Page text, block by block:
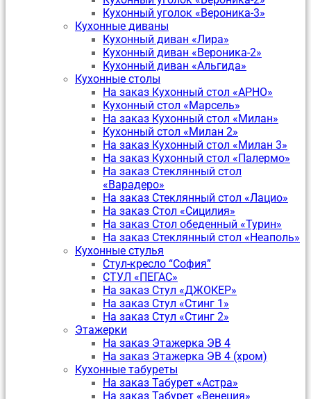
Кухонный уголок «Вероника-3»
Кухонные диваны
Кухонный диван «Лира»
Кухонный диван «Вероника-2»
Кухонный диван «Альгида»
Кухонные столы
На заказ Кухонный стол «АРНО»
Кухонный стол «Марсель»
На заказ Кухонный стол «Милан»
Кухонный стол «Милан 2»
На заказ Кухонный стол «Милан 3»
На заказ Кухонный стол «Палермо»
На заказ Стеклянный стол
«Варадеро»
На заказ Стеклянный стол «Лацио»
На заказ Стол «Сицилия»
На заказ Стол обеденный «Турин»
На заказ Стеклянный стол «Неаполь»
Кухонные стулья
Стул-кресло “София”
CТУЛ «ПЕГАС»
На заказ Стул «ДЖОКЕР»
На заказ Стул «Стинг 1»
На заказ Стул «Стинг 2»
Этажерки
На заказ Этажерка ЭВ 4
На заказ Этажерка ЭВ 4 (хром)
Кухонные табуреты
На заказ Табурет «Астра»
На заказ Табурет «Венеция»